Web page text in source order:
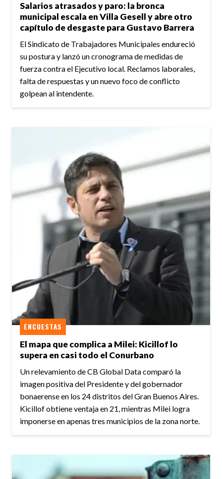
Salarios atrasados y paro: la bronca
municipal escala en Villa Gesell y abre otro
capítulo de desgaste para Gustavo Barrera
El Sindicato de Trabajadores Municipales endureció
su postura y lanzó un cronograma de medidas de
fuerza contra el Ejecutivo local. Reclamos laborales,
falta de respuestas y un nuevo foco de conflicto
golpean al intendente.
El mapa que complica a Milei: Kicillof lo
supera en casi todo el Conurbano
ENCUESTAS
Un relevamiento de CB Global Data comparó la
imagen positiva del Presidente y del gobernador
bonaerense en los 24 distritos del Gran Buenos Aires.
Kicillof obtiene ventaja en 21, mientras Milei logra
imponerse en apenas tres municipios de la zona norte.